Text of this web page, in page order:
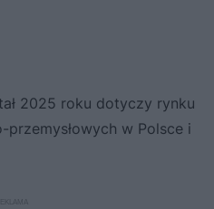
2025 roku dotyczy rynku
w Polsce i